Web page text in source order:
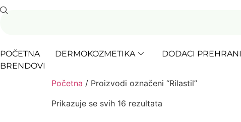
POČETNA DERMOKOZMETIKA DODACI PREHRANI
BRENDOVI
Početna / Proizvodi označeni “Rilastil”
Prikazuje se svih 16 rezultata